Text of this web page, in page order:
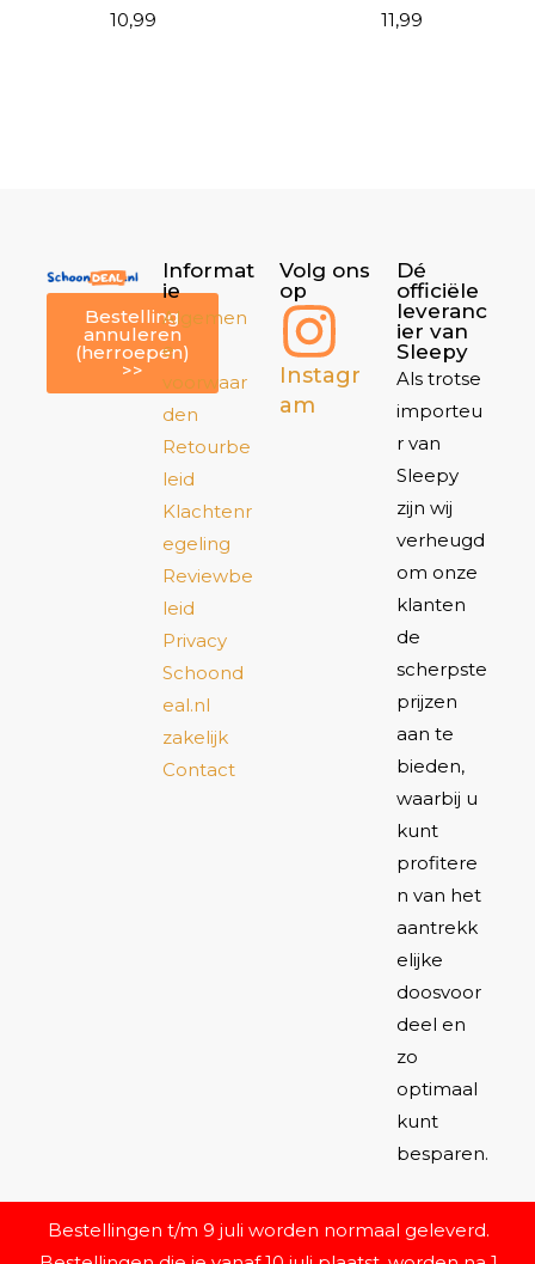
10,99 11,99
Bestelling
annuleren
(herroepen)
>>
Informat
ie
Algemen
e
voorwaar
den
Retourbe
leid
Klachtenr
egeling
Reviewbe
leid
Privacy
Schoond
eal.nl
zakelijk
Contact
Volg ons
op
Instagr
am
Dé
officiële
leveranc
ier van
Sleepy
Als trotse
importeu
r van
Sleepy
zijn wij
verheugd
om onze
klanten
de
scherpste
prijzen
aan te
bieden,
waarbij u
kunt
profitere
n van het
aantrekk
elijke
doosvoor
deel en
zo
optimaal
kunt
besparen.
Bestellingen t/m 9 juli worden normaal geleverd.